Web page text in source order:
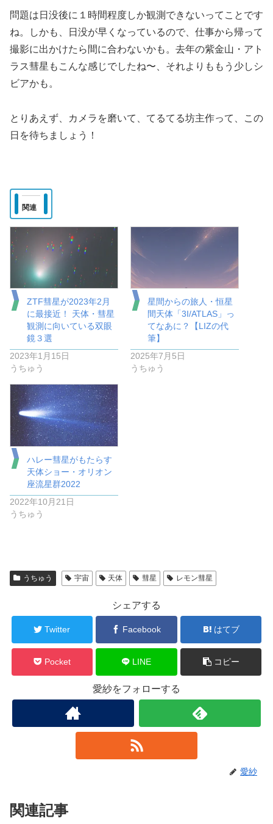
問題は日没後に１時間程度しか観測できないってことです
ね。しかも、日没が早くなっているので、仕事から帰って
撮影に出かけたら間に合わないかも。去年の紫金山・アト
ラス彗星もこんな感じでしたね〜、それよりももう少しシ
ビアかも。
とりあえず、カメラを磨いて、てるてる坊主作って、この
日を待ちましょう！
関連
ZTF彗星が2023年2月
に最接近！ 天体・彗星
観測に向いている双眼
鏡３選
2023年1月15日
うちゅう
星間からの旅人・恒星
間天体「3I/ATLAS」っ
てなあに？【LIZの代
筆】
2025年7月5日
うちゅう
ハレー彗星がもたらす
天体ショー・オリオン
座流星群2022
2022年10月21日
うちゅう
うちゅう 宇宙 天体 彗星 レモン彗星
シェアする
Twitter Facebook はてブ
Pocket LINE コピー
愛紗をフォローする
愛紗
関連記事